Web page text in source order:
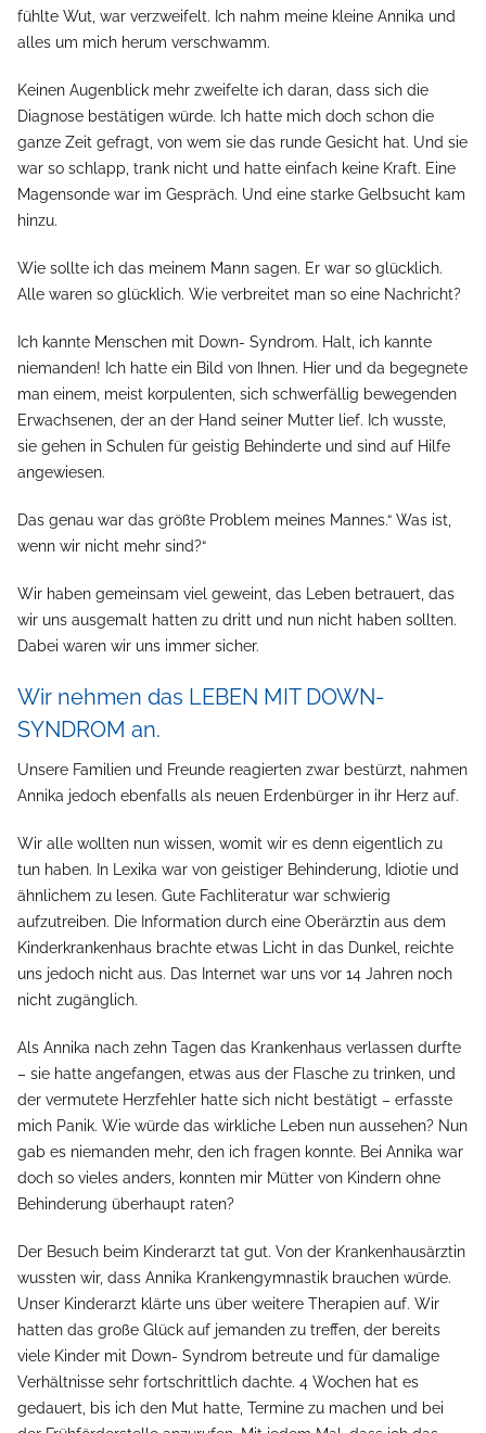
fühlte Wut, war verzweifelt. Ich nahm meine kleine Annika und
alles um mich herum verschwamm.
Keinen Augenblick mehr zweifelte ich daran, dass sich die
Diagnose bestätigen würde. Ich hatte mich doch schon die
ganze Zeit gefragt, von wem sie das runde Gesicht hat. Und sie
war so schlapp, trank nicht und hatte einfach keine Kraft. Eine
Magensonde war im Gespräch. Und eine starke Gelbsucht kam
hinzu.
Wie sollte ich das meinem Mann sagen. Er war so glücklich.
Alle waren so glücklich. Wie verbreitet man so eine Nachricht?
Ich kannte Menschen mit Down- Syndrom. Halt, ich kannte
niemanden! Ich hatte ein Bild von Ihnen. Hier und da begegnete
man einem, meist korpulenten, sich schwerfällig bewegenden
Erwachsenen, der an der Hand seiner Mutter lief. Ich wusste,
sie gehen in Schulen für geistig Behinderte und sind auf Hilfe
angewiesen.
Das genau war das größte Problem meines Mannes.“ Was ist,
wenn wir nicht mehr sind?“
Wir haben gemeinsam viel geweint, das Leben betrauert, das
wir uns ausgemalt hatten zu dritt und nun nicht haben sollten.
Dabei waren wir uns immer sicher.
Wir nehmen das LEBEN MIT DOWN-
SYNDROM an.
Unsere Familien und Freunde reagierten zwar bestürzt, nahmen
Annika jedoch ebenfalls als neuen Erdenbürger in ihr Herz auf.
Wir alle wollten nun wissen, womit wir es denn eigentlich zu
tun haben. In Lexika war von geistiger Behinderung, Idiotie und
ähnlichem zu lesen. Gute Fachliteratur war schwierig
aufzutreiben. Die Information durch eine Oberärztin aus dem
Kinderkrankenhaus brachte etwas Licht in das Dunkel, reichte
uns jedoch nicht aus. Das Internet war uns vor 14 Jahren noch
nicht zugänglich.
Als Annika nach zehn Tagen das Krankenhaus verlassen durfte
– sie hatte angefangen, etwas aus der Flasche zu trinken, und
der vermutete Herzfehler hatte sich nicht bestätigt – erfasste
mich Panik. Wie würde das wirkliche Leben nun aussehen? Nun
gab es niemanden mehr, den ich fragen konnte. Bei Annika war
doch so vieles anders, konnten mir Mütter von Kindern ohne
Behinderung überhaupt raten?
Der Besuch beim Kinderarzt tat gut. Von der Krankenhausärztin
wussten wir, dass Annika Krankengymnastik brauchen würde.
Unser Kinderarzt klärte uns über weitere Therapien auf. Wir
hatten das große Glück auf jemanden zu treffen, der bereits
viele Kinder mit Down- Syndrom betreute und für damalige
Verhältnisse sehr fortschrittlich dachte. 4 Wochen hat es
gedauert, bis ich den Mut hatte, Termine zu machen und bei